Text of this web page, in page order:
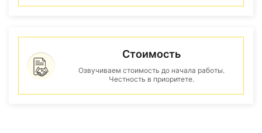
Стоимость
Озвучиваем стоимость до начала работы.
Честность в приоритете.